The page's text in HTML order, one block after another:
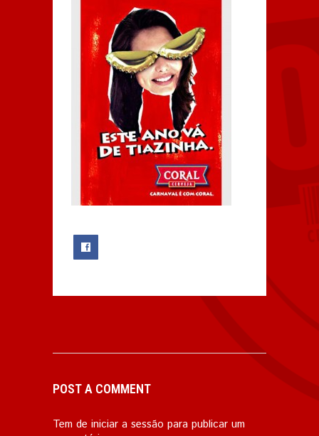
POST A COMMENT
Tem de iniciar a sessão para publicar um